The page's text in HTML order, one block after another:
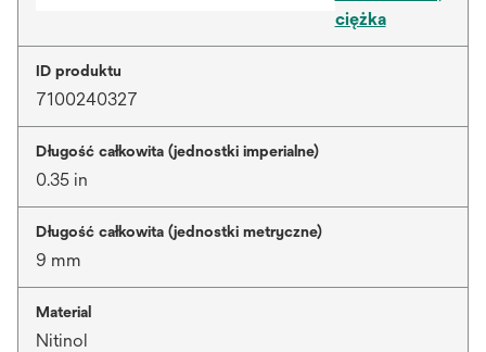
ciężka
ID produktu
7100240327
Długość całkowita (jednostki imperialne)
0.35 in
Długość całkowita (jednostki metryczne)
9 mm
Material
Nitinol